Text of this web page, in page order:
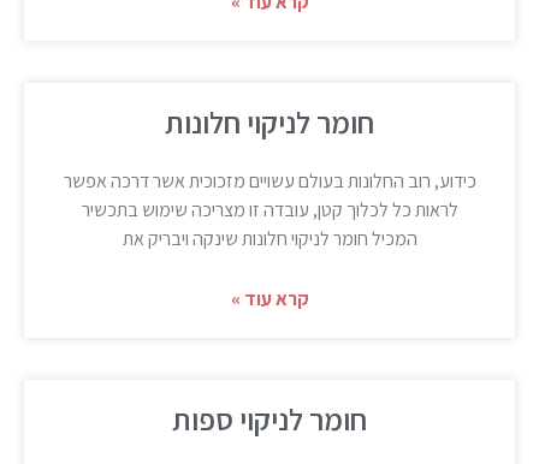
חומר לניקוי חלונות
כידוע, רוב החלונות בעולם עשויים מזכוכית אשר דרכה אפשר
לראות כל לכלוך קטן, עובדה זו מצריכה שימוש בתכשיר
המכיל חומר לניקוי חלונות שינקה ויבריק את
קרא עוד »
חומר לניקוי ספות